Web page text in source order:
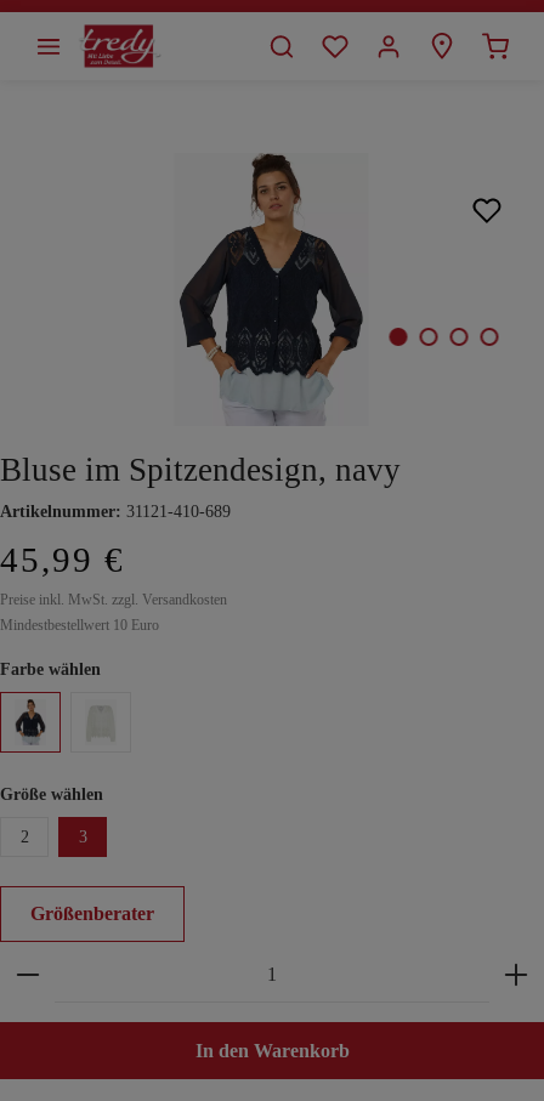
springen
Bluse im Spitzendesign, navy
Artikelnummer: 31121-410-689
45,99 €
Preise inkl. MwSt. zzgl. Versandkosten
Mindestbestellwert 10 Euro
Farbe wählen
Größe wählen
2 3
Größenberater
Produkt Anzahl: Gib den gewünschten Wert ein
In den Warenkorb